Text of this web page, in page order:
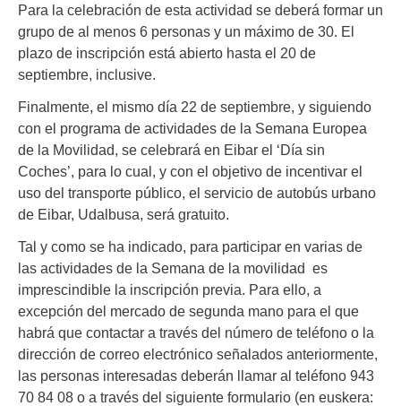
Para la celebración de esta actividad se deberá formar un
grupo de al menos 6 personas y un máximo de 30. El
plazo de inscripción está abierto hasta el 20 de
septiembre, inclusive.
Finalmente, el mismo día 22 de septiembre, y siguiendo
con el programa de actividades de la Semana Europea
de la Movilidad, se celebrará en Eibar el ‘Día sin
Coches’, para lo cual, y con el objetivo de incentivar el
uso del transporte público, el servicio de autobús urbano
de Eibar, Udalbusa, será gratuito.
Tal y como se ha indicado, para participar en varias de
las actividades de la Semana de la movilidad es
imprescindible la inscripción previa. Para ello, a
excepción del mercado de segunda mano para el que
habrá que contactar a través del número de teléfono o la
dirección de correo electrónico señalados anteriormente,
las personas interesadas deberán llamar al teléfono 943
70 84 08 o a través del siguiente formulario (en euskera: